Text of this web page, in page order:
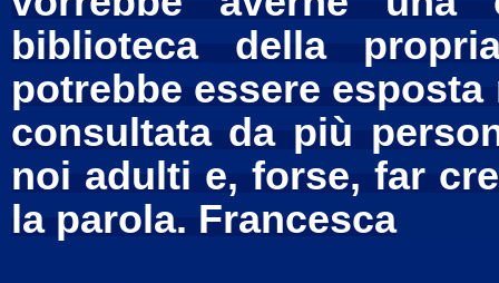
biblioteca della
potrebbe essere
consultata da più
noi adulti e, forse, far
la parola. Francesca